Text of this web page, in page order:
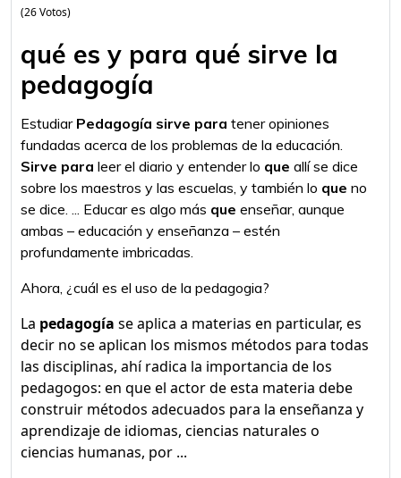
(26 Votos)
qué es y para qué sirve la
pedagogía
Estudiar Pedagogía sirve para tener opiniones
fundadas acerca de los problemas de la educación.
Sirve para leer el diario y entender lo que allí se dice
sobre los maestros y las escuelas, y también lo que no
se dice. ... Educar es algo más que enseñar, aunque
ambas – educación y enseñanza – estén
profundamente imbricadas.
Ahora, ¿cuál es el uso de la pedagogia?
La pedagogía se aplica a materias en particular, es
decir no se aplican los mismos métodos para todas
las disciplinas, ahí radica la importancia de los
pedagogos: en que el actor de esta materia debe
construir métodos adecuados para la enseñanza y
aprendizaje de idiomas, ciencias naturales o
ciencias humanas, por ...